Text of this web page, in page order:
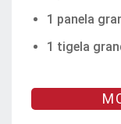
1 panela
1 tigela